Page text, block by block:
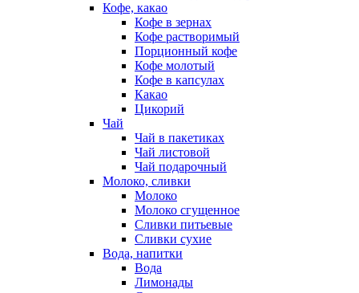
Кофе, какао
Кофе в зернах
Кофе растворимый
Порционный кофе
Кофе молотый
Кофе в капсулах
Какао
Цикорий
Чай
Чай в пакетиках
Чай листовой
Чай подарочный
Молоко, сливки
Молоко
Молоко сгущенное
Сливки питьевые
Сливки сухие
Вода, напитки
Вода
Лимонады